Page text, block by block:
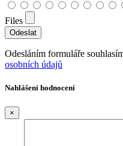
Files
Odesláním formuláře
osobních údajů
Nahlášení hodnocení
×